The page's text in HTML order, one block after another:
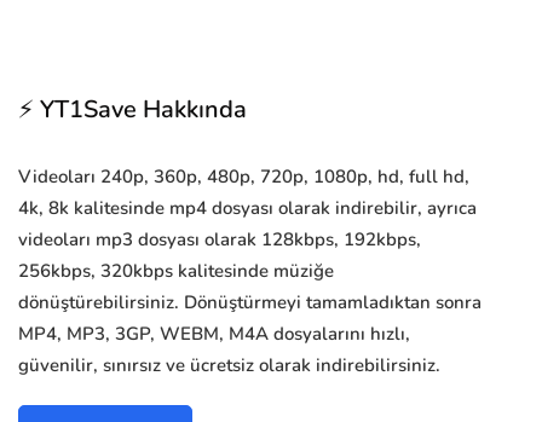
⚡ YT1Save Hakkında
Videoları 240p, 360p, 480p, 720p, 1080p, hd, full hd,
4k, 8k kalitesinde mp4 dosyası olarak indirebilir, ayrıca
videoları mp3 dosyası olarak 128kbps, 192kbps,
256kbps, 320kbps kalitesinde müziğe
dönüştürebilirsiniz. Dönüştürmeyi tamamladıktan sonra
MP4, MP3, 3GP, WEBM, M4A dosyalarını hızlı,
güvenilir, sınırsız ve ücretsiz olarak indirebilirsiniz.